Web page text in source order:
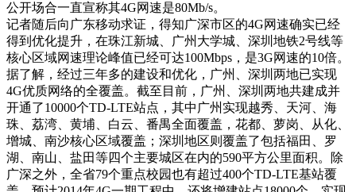
公开场合一直宣称其4G网速是80Mb/s。
记者随后向广东移动求证，得知广深市区的4G网速确实已经
得到优化提升，在珠江新城、广州大学城、深圳地铁2号线等
核心区域网速理论峰值已经可达100Mbps，是3G网速的10倍。
据了解，经过三年多的建设和优化，广州、深圳两地已实现
4G优质网络的全覆盖。截至目前，广州、深圳两地共建成并
开通了10000个TD-LTE站点，其中广州实现越秀、天河、海
珠、荔湾、黄埔、白云、番禺全面覆盖，花都、萝岗、从化、
增城、南沙核心区域覆盖；深圳地区则覆盖了包括福田、罗
湖、南山、盐田等四个主要城区在内的590平方公里面积。除
广深之外，全省79个重点校园也有超过400个TD-LTE基站覆